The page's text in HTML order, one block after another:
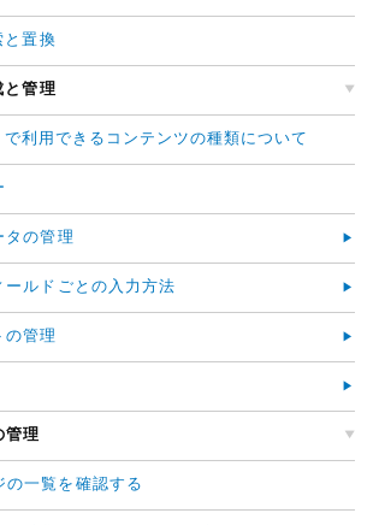
と置換
と管理
利用できるコンテンツの種類について
タの管理
ールドごとの入力方法
の管理
管理
の一覧を確認する